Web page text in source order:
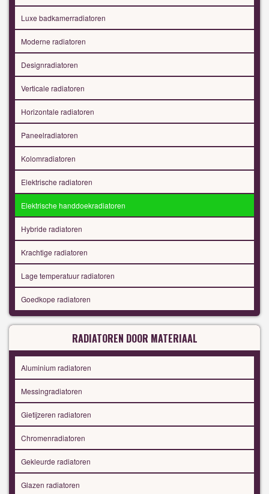
Luxe badkamerradiatoren
Moderne radiatoren
Designradiatoren
Verticale radiatoren
Horizontale radiatoren
Paneelradiatoren
Kolomradiatoren
Elektrische radiatoren
Elektrische handdoekradiatoren
Hybride radiatoren
Krachtige radiatoren
Lage temperatuur radiatoren
Goedkope radiatoren
RADIATOREN DOOR MATERIAAL
Aluminium radiatoren
Messingradiatoren
Gietijzeren radiatoren
Chromenradiatoren
Gekleurde radiatoren
Glazen radiatoren